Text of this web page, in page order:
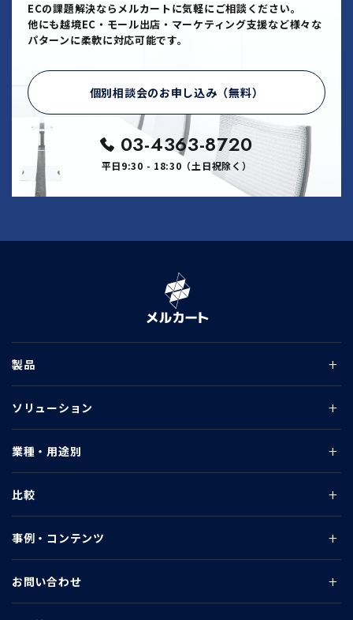
ECの課題解決ならメルカートに気軽にご相談ください。
他にも越境EC・モール出店・マーケティング支援など様々な
パターンに柔軟に対応可能です。
個別相談会のお申し込み（無料）
03-4363-8720
平日9:30 - 18:30（土日祝除く）
製品
ソリューション
業種・用途別
比較
事例・コンテンツ
お問い合わせ